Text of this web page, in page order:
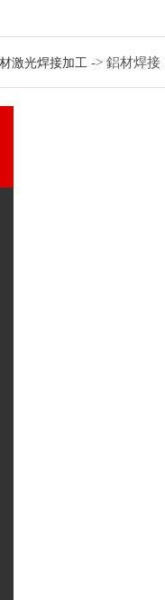
激光焊接加工 -> 鋁材焊接